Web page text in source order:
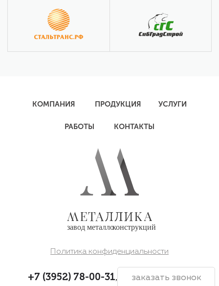
Политика конфиденциальности
КОМПАНИЯ ПРОДУКЦИЯ УСЛУГИ
РАБОТЫ КОНТАКТЫ
+7 (3952) 78-00-31, заказать звонок